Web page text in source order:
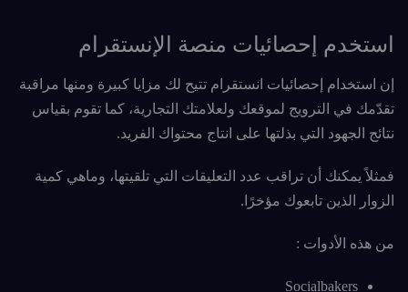
استخدم إحصائيات منصة الإنستقرام
إن استخدام إحصائيات انستقرام تتيح لك مزايا كبيرة ومنها مراقبة
تقدّمك في الترويج لموقعك ولعلامتك التجارية، كما تقوم بقياس
نتائج الجهود التي بذلتها على انتاج محتواك الفريد.
فمثلاً يمكنك أن تراقب عدد التعليقات التي تلقيتها، وماهي كمية
الزوار الذين تابعوك مؤخرًا.
من هذه الأدوات :
Socialbakers